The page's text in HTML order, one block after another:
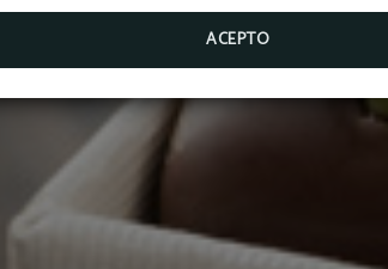
ACEPTO
RESERVAR